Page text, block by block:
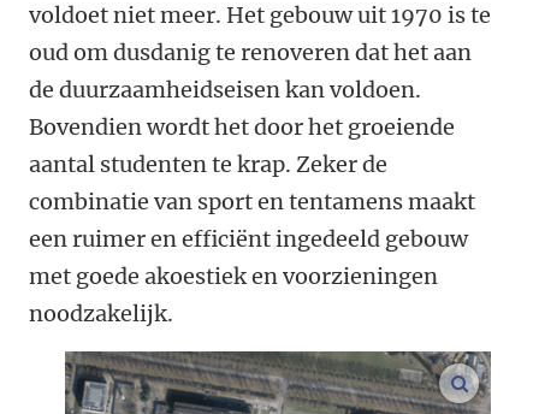
voldoet niet meer. Het gebouw uit 1970 is te
oud om dusdanig te renoveren dat het aan
de duurzaamheidseisen kan voldoen.
Bovendien wordt het door het groeiende
aantal studenten te krap. Zeker de
combinatie van sport en tentamens maakt
een ruimer en efficiënt ingedeeld gebouw
met goede akoestiek en voorzieningen
noodzakelijk.